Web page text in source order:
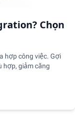
Chọn
hợp công việc. Gợi
hợp, giảm căng